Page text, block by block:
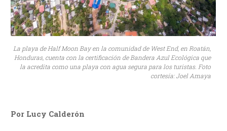
La playa de Half Moon Bay en la comunidad de West End, en Roatán,
Honduras, cuenta con la certificación de Bandera Azul Ecológica que
la acredita como una playa con agua segura para los turistas. Foto
cortesía: Joel Amaya
Por Lucy Calderón